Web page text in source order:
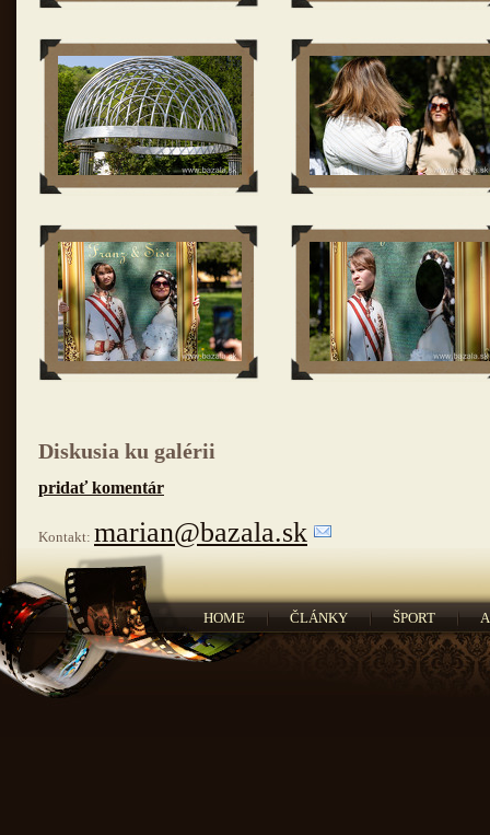
Diskusia ku galérii
pridať komentár
Kontakt: marian@bazala.sk
HOME ČLÁNKY ŠPORT